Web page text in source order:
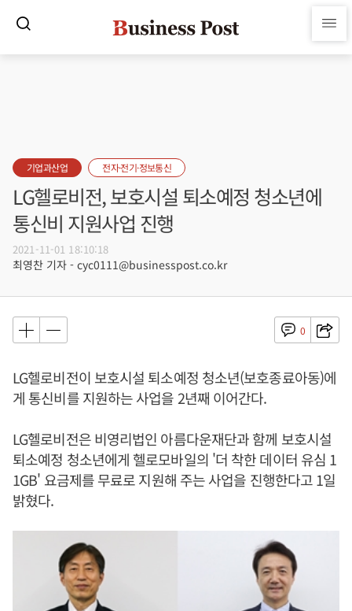
기업과산업 전자·전기·정보통신
LG헬로비전, 보호시설 퇴소예정 청소년에
통신비 지원사업 진행
2021-11-01 18:10:18
최영찬 기자 - cyc0111@businesspost.co.kr
0
LG헬로비전이 보호시설 퇴소예정 청소년(보호종료아동)에
게 통신비를 지원하는 사업을 2년째 이어간다.
LG헬로비전은 비영리법인 아름다운재단과 함께 보호시설
퇴소예정 청소년에게 헬로모바일의 '더 착한 데이터 유심 1
1GB' 요금제를 무료로 지원해 주는 사업을 진행한다고 1일
밝혔다.